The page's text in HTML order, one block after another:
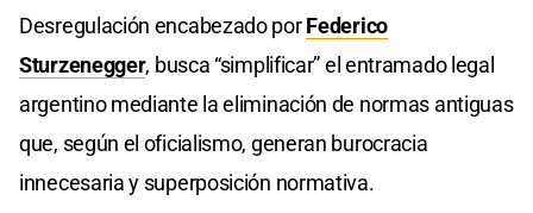
Desregulación encabezado porFederico
Sturzenegger, busca “simplificar” el entramado legal
argentino mediante la eliminación de normas antiguas
que, según el oficialismo, generan burocracia
innecesaria y superposición normativa.